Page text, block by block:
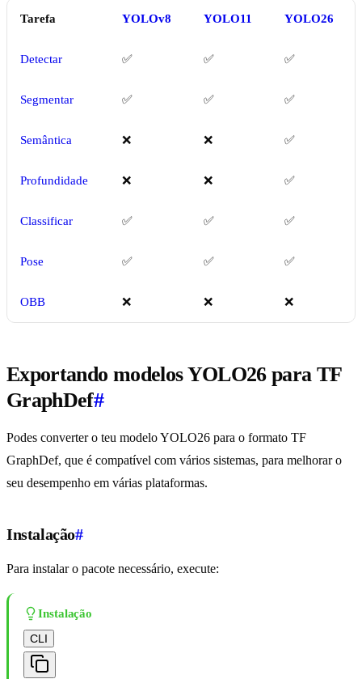
Tarefa YOLOv8 YOLO11 YOLO26
Detectar ✅ ✅ ✅
Segmentar ✅ ✅ ✅
Semântica ❌ ❌ ✅
Profundidade ❌ ❌ ✅
Classificar ✅ ✅ ✅
Pose ✅ ✅ ✅
OBB ❌ ❌ ❌
Exportando modelos YOLO26 para TF
GraphDef#
Podes converter o teu modelo YOLO26 para o formato TF
GraphDef, que é compatível com vários sistemas, para melhorar o
seu desempenho em várias plataformas.
Instalação#
Para instalar o pacote necessário, execute:
Instalação
CLI